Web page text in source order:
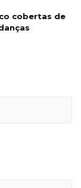
cobertas de